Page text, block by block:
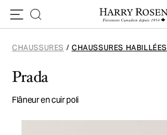
CHAUSSURES / CHAUSSURES HABILLÉES
Prada
Flâneur en cuir poli